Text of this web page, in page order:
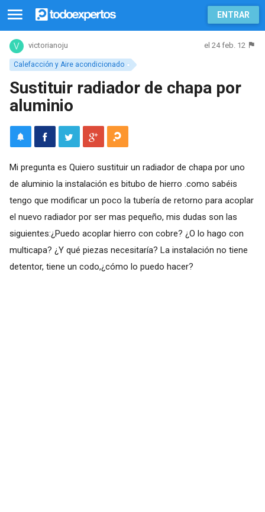
ENTRAR
Calefacción y Aire acondicionado
victorianoju el 24 feb. 12
Sustituir radiador de chapa por
aluminio
Mi pregunta es Quiero sustituir un radiador de chapa por uno
de aluminio la instalación es bitubo de hierro .como sabéis
tengo que modificar un poco la tubería de retorno para acoplar
el nuevo radiador por ser mas pequeño, mis dudas son las
siguientes:¿Puedo acoplar hierro con cobre? ¿O lo hago con
multicapa? ¿Y qué piezas necesitaría? La instalación no tiene
detentor, tiene un codo,¿cómo lo puedo hacer?